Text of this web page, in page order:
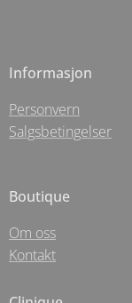
Informasjon
Personvern
Salgsbetingelser
Boutique
Om oss
Kontakt